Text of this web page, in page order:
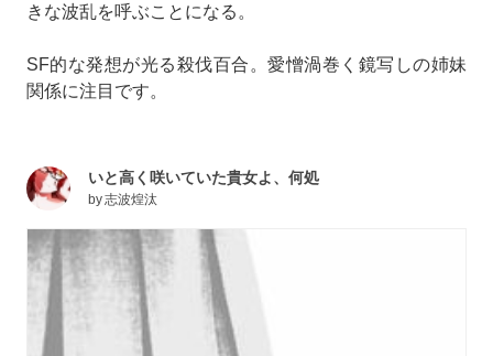
きな波乱を呼ぶことになる。
SF的な発想が光る殺伐百合。愛憎渦巻く鏡写しの姉妹
関係に注目です。
いと高く咲いていた貴女よ、何処
by志波煌汰